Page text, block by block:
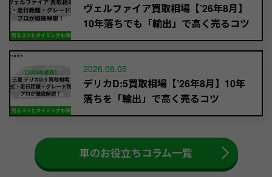
ヴェルファイア買取相場【’26年8月】
10年落ちでも「輸出」で高く売るコツ
2026.08.05
デリカD:5買取相場【’26年8月】10年
落ちを「輸出」で高く売るコツ
車のお役立ちコラム一覧